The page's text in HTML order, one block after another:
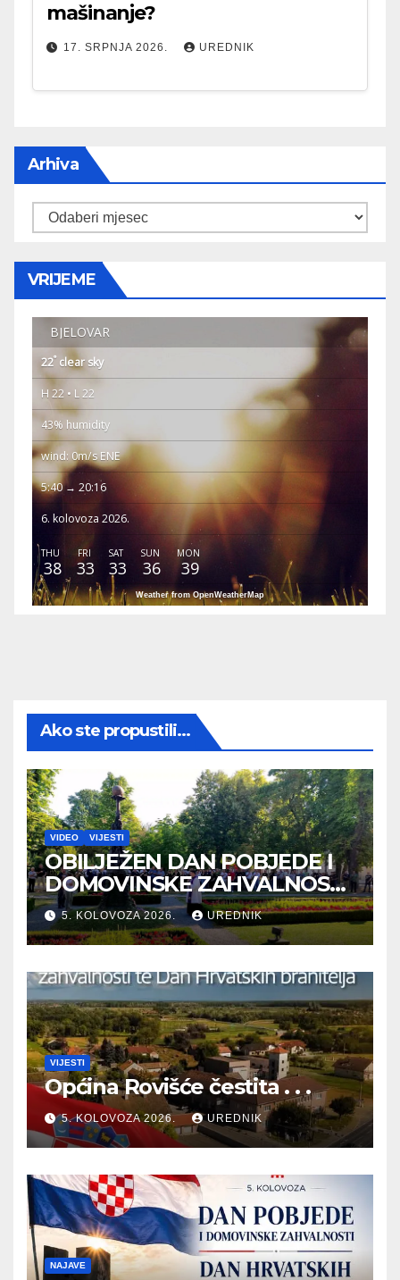
mašinanje?
17. SRPNJA 2026. UREDNIK
Arhiva
Arhiva
VRIJEME
BJELOVAR
22° clear sky
H 22 • L 22
43% humidity
wind: 0m/s ENE
5:40 → 20:16
6. kolovoza 2026.
THU
38
FRI
33
SAT
33
SUN
36
MON
39
Weather from OpenWeatherMap
Ako ste propustili...
VIDEO VIJESTI
OBILJEŽEN DAN POBJEDE I
DOMOVINSKE ZAHVALNOSTI
TE DAN HRVATSKIH
BRANITELJA
5. KOLOVOZA 2026. UREDNIK
VIJESTI
Općina Rovišće čestita . . .
5. KOLOVOZA 2026. UREDNIK
NAJAVE